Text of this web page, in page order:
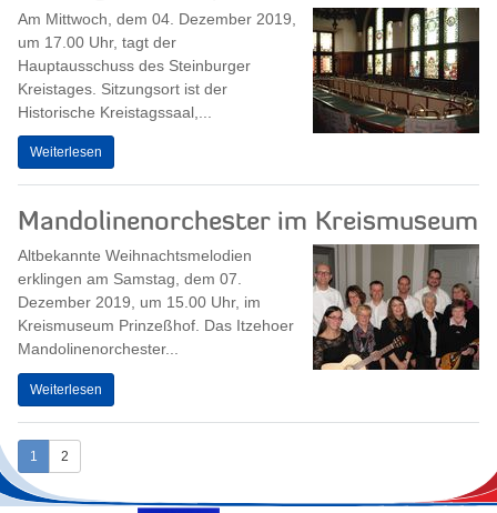
Am Mittwoch, dem 04. Dezember 2019,
um 17.00 Uhr, tagt der
Hauptausschuss des Steinburger
Kreistages. Sitzungsort ist der
Historische Kreistagssaal,...
Weiterlesen
Mandolinenorchester im Kreismuseum
Altbekannte Weihnachtsmelodien
erklingen am Samstag, dem 07.
Dezember 2019, um 15.00 Uhr, im
Kreismuseum Prinzeßhof. Das Itzehoer
Mandolinenorchester...
Weiterlesen
1 2